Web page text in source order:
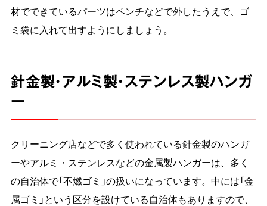
材でできているパーツはペンチなどで外したうえで、ゴ
ミ袋に入れて出すようにしましょう。
針金製・アルミ製・ステンレス製ハンガ
ー
クリーニング店などで多く使われている針金製のハンガ
ーやアルミ・ステンレスなどの金属製ハンガーは、多く
の自治体で「不燃ゴミ」の扱いになっています。中には「金
属ゴミ」という区分を設けている自治体もありますので、